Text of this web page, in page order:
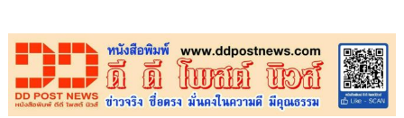
to
content